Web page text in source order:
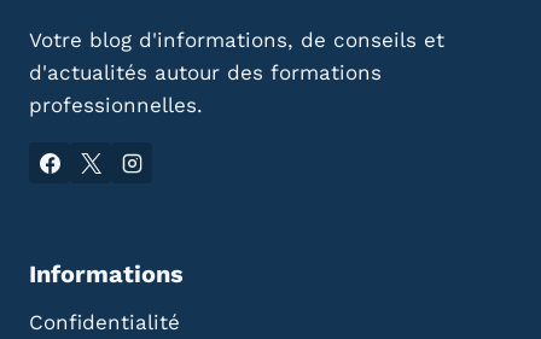
Votre blog d'informations, de conseils et
d'actualités autour des formations
professionnelles.
Informations
Confidentialité